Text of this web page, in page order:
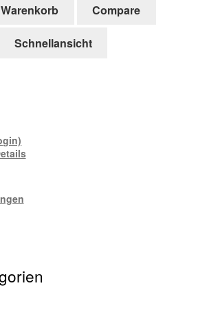
Compare
Schnellansicht